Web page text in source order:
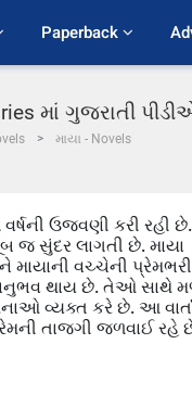
Paperback
માં ગુજરાતી
માયા - Novels
વર્ષની ઉજવણી કરી રહી છે.
જ સુંદર લાગતી છે. માયા
વચ્ચેની પ્રેમભરી
અનુભવ થાય છે. તેઓ સાથે
વ્યક્ત કરે છે. આ
તાજગી જળવાઈ રહે